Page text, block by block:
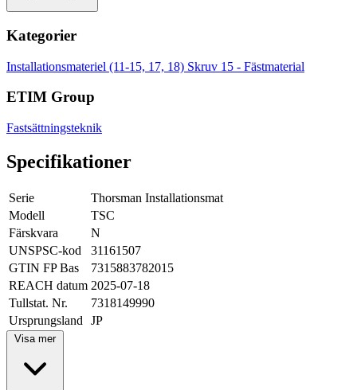
Kategorier
Installationsmateriel (11-15, 17, 18) Skruv 15 - Fästmaterial
ETIM Group
Fastsättningsteknik
Specifikationer
Serie
Thorsman Installationsmat
Modell
TSC
Färskvara
N
UNSPSC-kod
31161507
GTIN FP Bas
7315883782015
REACH datum 2025-07-18
Tullstat. Nr.
7318149990
Ursprungsland
JP
Visa mer